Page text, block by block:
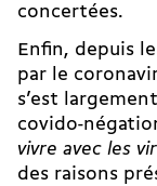
concertées.
Enfin, depuis
par le
s’est
covido-
vivre avec les
des raisons